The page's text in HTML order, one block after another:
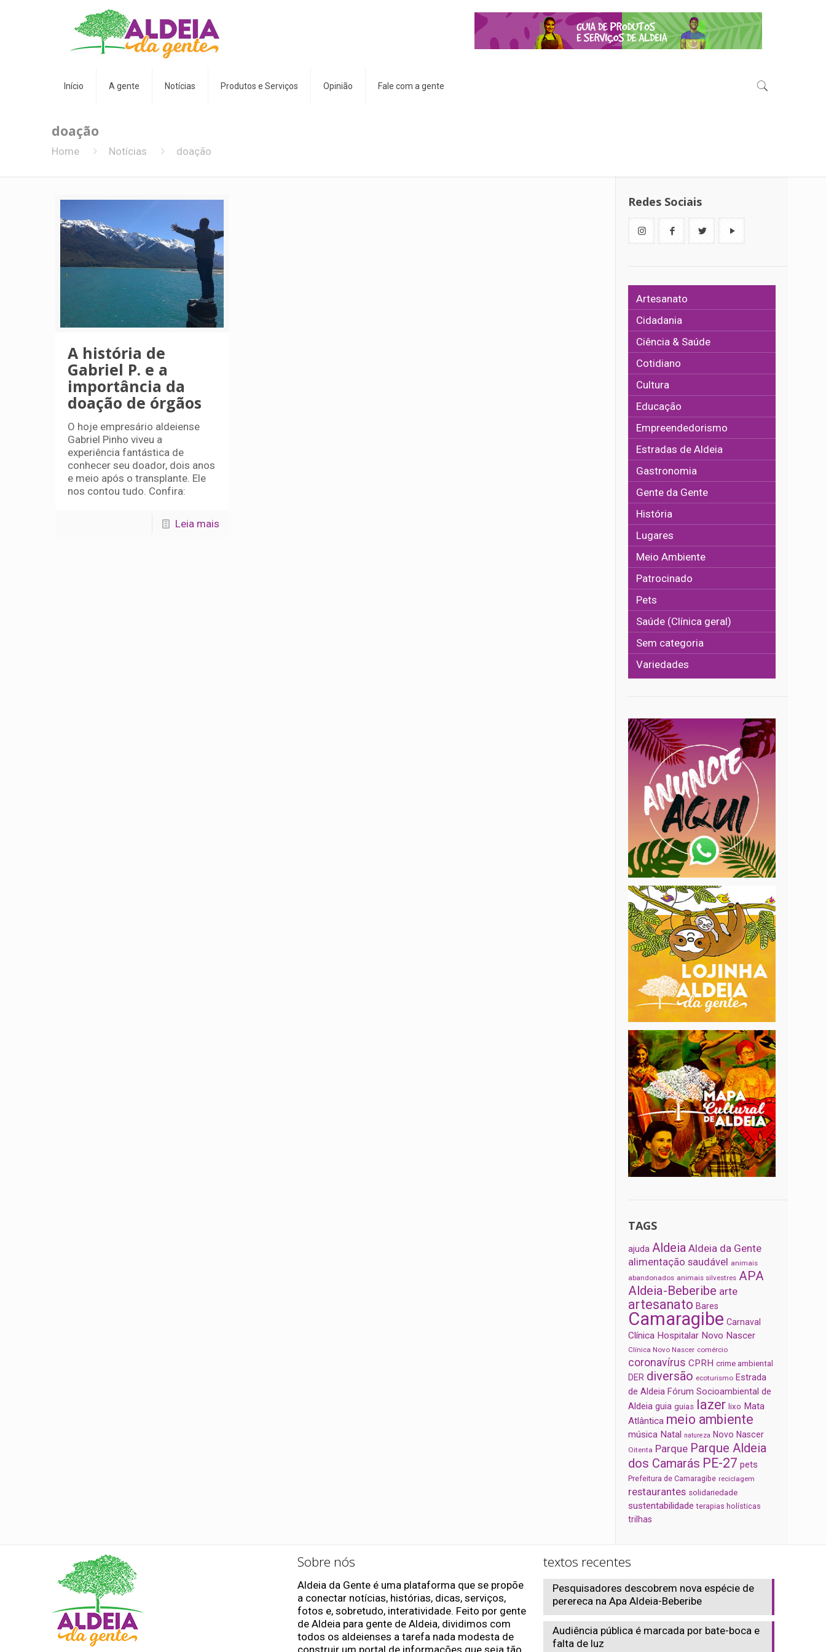
Início A gente Notícias Produtos e Serviços Opinião Fale com a gente
doação
Home Notícias doação
A história de
Gabriel P. e a
importância da
doação de órgãos
O hoje empresário aldeiense
Gabriel Pinho viveu a
experiência fantástica de
conhecer seu doador, dois anos
e meio após o transplante. Ele
nos contou tudo. Confira:
Leia mais
Redes Sociais
Artesanato
Cidadania
Ciência & Saúde
Cotidiano
Cultura
Educação
Empreendedorismo
Estradas de Aldeia
Gastronomia
Gente da Gente
História
Lugares
Meio Ambiente
Patrocinado
Pets
Saúde (Clínica geral)
Sem categoria
Variedades
TAGS
ajuda Aldeia Aldeia da Gente
alimentação saudável animais
abandonados animais silvestres APA
Aldeia-Beberibe arte
artesanato Bares
Camaragibe Carnaval
Clínica Hospitalar Novo Nascer
Clínica Novo Nascer comércio
coronavírus CPRH crime ambiental
DER diversão ecoturismo Estrada
de Aldeia Fórum Socioambiental de
Aldeia guia guias lazer lixo Mata
Atlântica meio ambiente
música Natal natureza Novo Nascer
Oitenta Parque Parque Aldeia
dos Camarás PE-27 pets
Prefeitura de Camaragibe reciclagem
restaurantes solidariedade
sustentabilidade terapias holísticas
trilhas
Sobre nós
Aldeia da Gente é uma plataforma que se propõe
a conectar notícias, histórias, dicas, serviços,
fotos e, sobretudo, interatividade. Feito por gente
de Aldeia para gente de Aldeia, dividimos com
todos os aldeienses a tarefa nada modesta de
construir um portal de informações que seja tão
textos recentes
Pesquisadores descobrem nova espécie de
perereca na Apa Aldeia-Beberibe
Audiência pública é marcada por bate-boca e
falta de luz